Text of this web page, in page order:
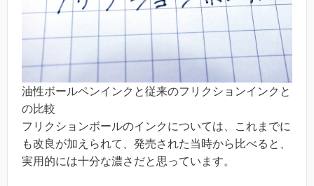
油性ボールペンインクと従来のフリクションインクと
の比較
フリクションボールのインクについては、これまでに
も改良が加えられて、発売された当時から比べると、
実用的には十分な濃さだと思っています。